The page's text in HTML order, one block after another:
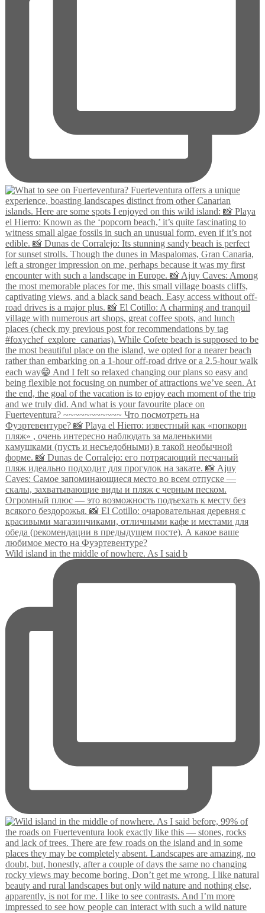
Wild island in the middle of nowhere. As I said b